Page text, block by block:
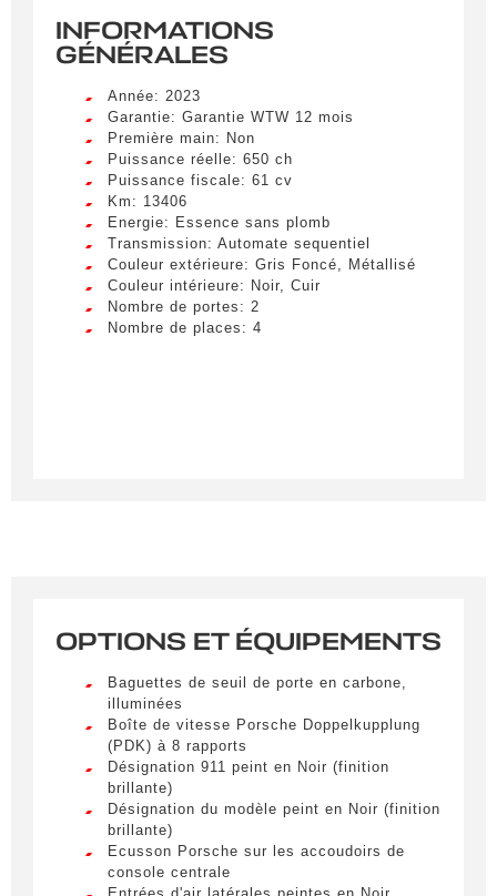
Remplissez le formulaire ci-dessous pour recevoir
une notification par e-mail dès qu’un véhicule
correspondant à vos critères sera disponible.
Civilité *
M.LIVRAISON PARTOUT EN
INFORMATIONS
GÉNÉRALES
Année: 2023
Garantie: Garantie WTW 12 mois
Première main: Non
Puissance réelle: 650 ch
Puissance fiscale: 61 cv
Km: 13406
Energie: Essence sans plomb
Transmission: Automate sequentiel
Couleur extérieure: Gris Foncé, Métallisé
Couleur intérieure: Noir, Cuir
Nombre de portes: 2
Nombre de places: 4
OPTIONS ET ÉQUIPEMENTS
Baguettes de seuil de porte en carbone,
illuminées
Boîte de vitesse Porsche Doppelkupplung
(PDK) à 8 rapports
Désignation 911 peint en Noir (finition
brillante)
Désignation du modèle peint en Noir (finition
brillante)
Ecusson Porsche sur les accoudoirs de
console centrale